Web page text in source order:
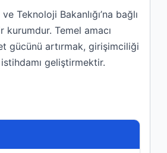
Teknoloji Bakanlığı’na bağlı
kurumdur. Temel amacı
gücünü artırmak, girişimciliği
geliştirmektir.